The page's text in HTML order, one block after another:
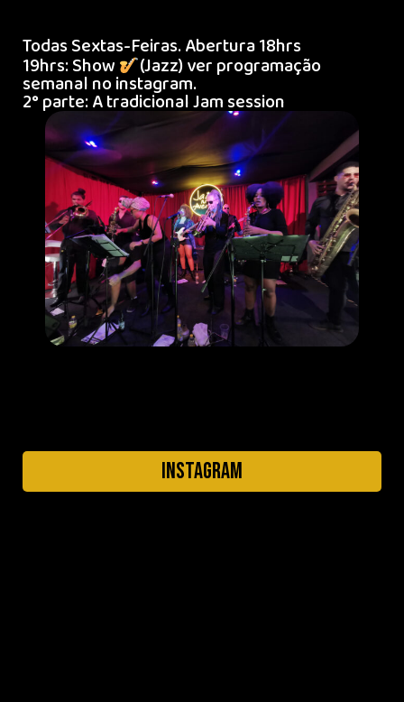
Todas Sextas-Feiras. Abertura 18hrs
19hrs: Show (Jazz) ver programação
semanal no instagram.
2° parte: A tradicional Jam session
INSTAGRAM